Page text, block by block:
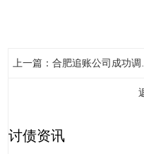
上一篇： 合肥追账公司成功调解一起典型的运输合同欠款纠纷
讨债资讯